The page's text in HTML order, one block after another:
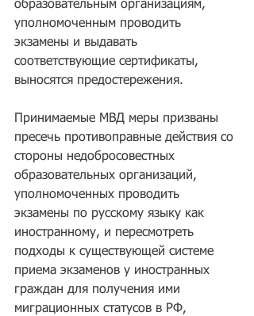
образовательным организациям,
уполномоченным проводить
экзамены и выдавать
соответствующие сертификаты,
выносятся предостережения.
Принимаемые МВД меры призваны
пресечь противоправные действия со
стороны недобросовестных
образовательных организаций,
уполномоченных проводить
экзамены по русскому языку как
иностранному, и пересмотреть
подходы к существующей системе
приема экзаменов у иностранных
граждан для получения ими
миграционных статусов в РФ,